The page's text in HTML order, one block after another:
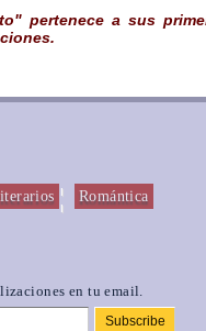
pertenece a sus
¦ Romántica
en tu email.